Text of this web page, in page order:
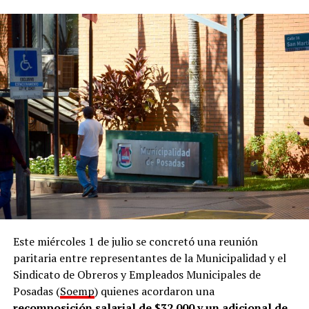
necesitamos de las empresas para que se estimule la
oferta”.
En esa línea, el funcionario municipal detalló que
reciben alrededor de 30 currículums por día de
personas en búsqueda de una oportunidad laboral.
“Estamos hablando de querecibimos más de mil
personas por mesy, actualmente, trabajamos con unas
25 empresas por mes”, remarcó.
Acompañamiento
El director comentó que la Oficina de Empleo funciona
dentro de la Dirección de Empleo y Formación, que
también nuclea a la Oficina de Datos de la Municipalidad
de posadeña. En ese marco, señaló que el área desarrolla
tres líneas de trabajo.
Este miércoles 1 de julio se concretó una reunión
paritaria entre representantes de la Municipalidad y el
Sindicato de Obreros y Empleados Municipales de
Posadas (Soemp) quienes acordaron una